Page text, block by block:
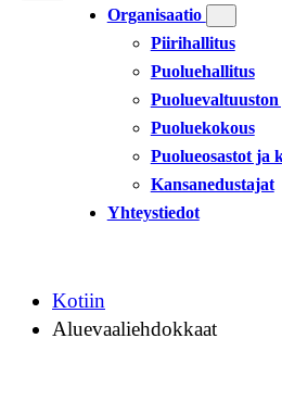
Organisaatio
Piirihallitus
Puoluehallitus
Puoluevaltuuston
Puoluekokous
Puolueosastot ja
Kansanedustajat
Yhteystiedot
Kotiin
Aluevaaliehdokkaat